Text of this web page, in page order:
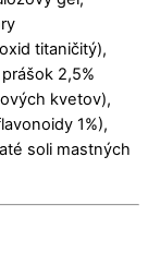
titaničitý),
2,5%
kvetov),
1%),
soli mastných